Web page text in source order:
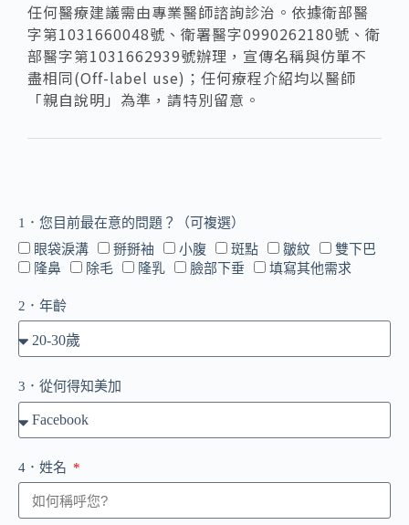
任何醫療建議需由專業醫師諮詢診治。依據衛部醫
字第1031660048號、衛署醫字0990262180號、衛
部醫字第1031662939號辦理，宣傳名稱與仿單不
盡相同(Off-label use)；任何療程介紹均以醫師
「親自說明」為準，請特別留意。
1．您目前最在意的問題？（可複選）
眼袋淚溝
掰掰袖 小腹 斑點 皺紋
雙下巴
隆鼻
除毛 隆乳 臉部下垂 填寫其他需求
2．年齡
3．從何得知美加
4．姓名